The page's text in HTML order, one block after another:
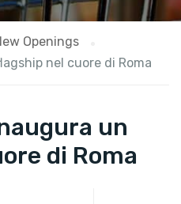
Openings
nel cuore di Roma
un
di Roma